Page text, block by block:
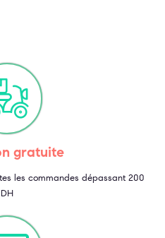
gratuite
les commandes dépassant 200
DH